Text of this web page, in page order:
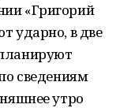
«Григорий
ударно, в две
сведениям
утро